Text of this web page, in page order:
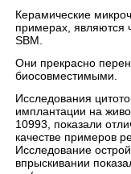
Керамические
примерах, являются
SBM.
Они прекрасно
биосовместимыми.
Исследования
имплантации на
10993, показали
качестве примеров
Исследование
впрыскивании